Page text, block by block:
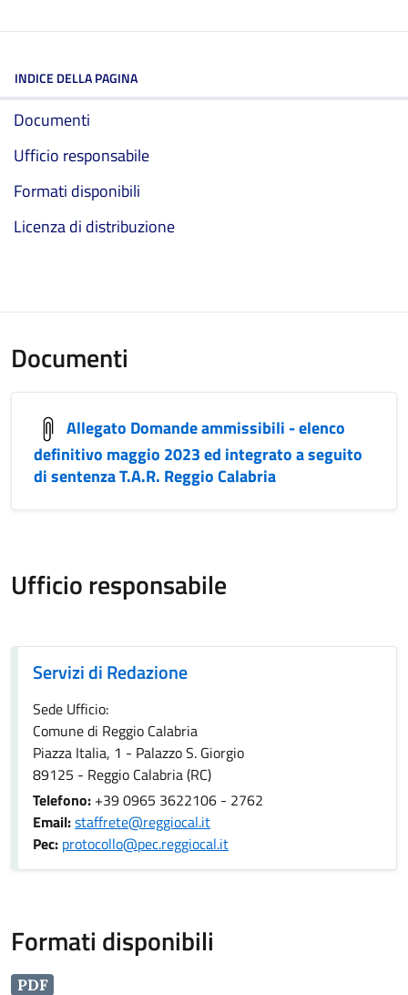
INDICE DELLA PAGINA
Documenti
Ufficio responsabile
Formati disponibili
Licenza di distribuzione
Documenti
Allegato Domande ammissibili - elenco
definitivo maggio 2023 ed integrato a seguito
di sentenza T.A.R. Reggio Calabria
Ufficio responsabile
Servizi di Redazione
Sede Ufficio:
Comune di Reggio Calabria
Piazza Italia, 1 - Palazzo S. Giorgio
89125 - Reggio Calabria (RC)
Telefono: +39 0965 3622106 - 2762
Email:staffrete@reggiocal.it
Pec: protocollo@pec.reggiocal.it
Formati disponibili
PDF